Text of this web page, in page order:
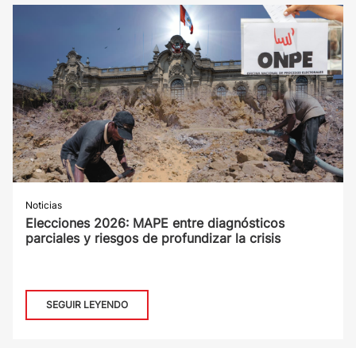
Noticias
Elecciones 2026: MAPE entre diagnósticos
parciales y riesgos de profundizar la crisis
SEGUIR LEYENDO